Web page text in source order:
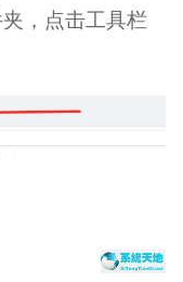
，点击工具栏